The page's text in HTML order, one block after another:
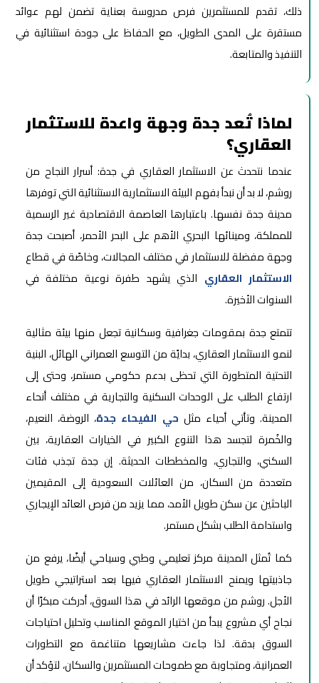
ذلك، تقدم للمستثمرين فرص مدروسة بعناية تضمن لهم عوائد
مستقرة على المدى الطويل، مع الحفاظ على جودة استثنائية في
التنفيذ والمتابعة.
لماذا تُعد جدة وجهة واعدة للاستثمار
العقاري؟
عندما نتحدث عن الاستثمار العقاري في جدة: أسرار النجاح من
روشم، لا بد أن نبدأ بفهم البيئة الاستثمارية الاستثنائية التي توفرها
مدينة جدة نفسها. باعتبارها العاصمة الاقتصادية غير الرسمية
للمملكة، ومينائها البحري الأهم على البحر الأحمر، أصبحت جدة
وجهة مفضلة للاستثمار في مختلف المجالات، وخاصًة في قطاع
الاستثمار العقاري الذي يشهد طفرة نوعية مختلفة في
السنوات الأخيرة.
تتمتع جدة بمقومات جغرافية وسكانية تجعل منها بيئة مثالية
لنمو الاستثمار العقاري، بدايًة من التوسع العمراني الهائل، البنية
التحتية المتطورة التي تحظى بدعم حكومي مستمر، وحتى إلى
ارتفاع الطلب على الوحدات السكنية والتجارية في مختلف أنحاء
المدينة. وتأتي أحياء مثل حي الفيحاء جدة، الروضة، النعيم،
والخُمرة لتجسد هذا التنوع الكبير في الخيارات العقارية، بين
السكني، والتجاري، والمخططات الحديثة. إن جدة تجذب فئات
متعددة من السكان، من العائلات السعودية إلى المقيمين
الباحثين عن سكن طويل الأمد، مما يزيد من فرص العائد الإيجاري
واستدامة الطلب بشكل مستمر.
كما تُمثل المدينة مركز تعليمي وطبي وسياحي أيضًا، يرفع من
جاذبيتها ويمنح الاستثمار العقاري فيها بعد استراتيجي طويل
الأجل. روشم من موقعها الرائد في هذا السوق، أدركت مبكرًا أن
نجاح أي مشروع يبدأ من اختيار الموقع المناسب وتحليل احتياجات
السوق بدقة. لذا جاءت مشاريعها متناغمة مع التطورات
العمرانية، ومتجاوبة مع طموحات المستثمرين والسكان، لتؤكد أن